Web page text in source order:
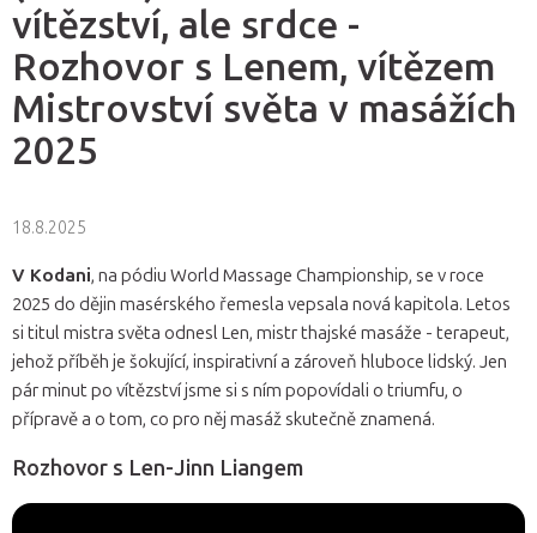
vítězství, ale srdce -
Rozhovor s Lenem, vítězem
Mistrovství světa v masážích
2025
18.8.2025
V Kodani, na pódiu World Massage Championship, se v roce
2025 do dějin masérského řemesla vepsala nová kapitola. Letos
si titul mistra světa odnesl Len, mistr thajské masáže - terapeut,
jehož příběh je šokující, inspirativní a zároveň hluboce lidský. Jen
pár minut po vítězství jsme si s ním popovídali o triumfu, o
přípravě a o tom, co pro něj masáž skutečně znamená.
Rozhovor s Len-Jinn Liangem